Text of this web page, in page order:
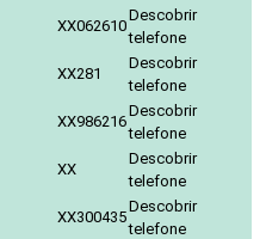
XX062610
Descobrir
telefone
XX281
Descobrir
telefone
XX986216
Descobrir
telefone
XX
Descobrir
telefone
XX300435
Descobrir
telefone